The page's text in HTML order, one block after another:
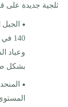
ثلجية جديدة على
وعباد
بشكل